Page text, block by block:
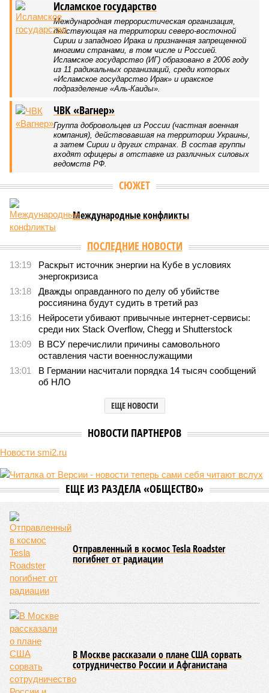
Исламское государство
Международная террористическая организация,
действующая на территории северо-восточной
Сирии и западного Ирака и признанная запрещенной
многими странами, в том числе и Россией.
Исламское государство (ИГ) образовано в 2006 году
из 11 радикальных организаций, среди которых
«Исламское государство Ирак» и иракское
подразделение «Аль-Каиды».
ЧВК «Вагнер»
Группа добровольцев из России (частная военная
компания), действовавшая на территории Украины,
а затем Сирии и других странах. В состав группы
входят офицеры в отставке из различных силовых
ведомств РФ.
СЮЖЕТ
Международные конфликты
ПОСЛЕДНИЕ НОВОСТИ
13:19
Раскрыт источник энергии на Кубе в условиях
энергокризиса
13:18
Дважды оправданного по делу об убийстве
россиянина будут судить в третий раз
13:16
Нейросети убивают привычные интернет-сервисы:
среди них Stack Overflow, Chegg и Shutterstock
13:09
В ВСУ перечислили причины самовольного
оставления части военнослужащими
13:01
В Германии насчитали порядка 14 тысяч сообщений
об НЛО
ЕЩЕ НОВОСТИ
НОВОСТИ ПАРТНЕРОВ
Новости smi2.ru
ЕЩЕ ИЗ РАЗДЕЛА «ОБЩЕСТВО»
Отправленный в космос Tesla Roadster
погибнет от радиации
В Москве рассказали о плане США сорвать
сотрудничество России и Афганистана